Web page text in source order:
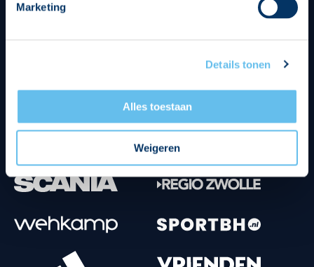
Marketing
Details tonen
Alles toestaan
Weigeren